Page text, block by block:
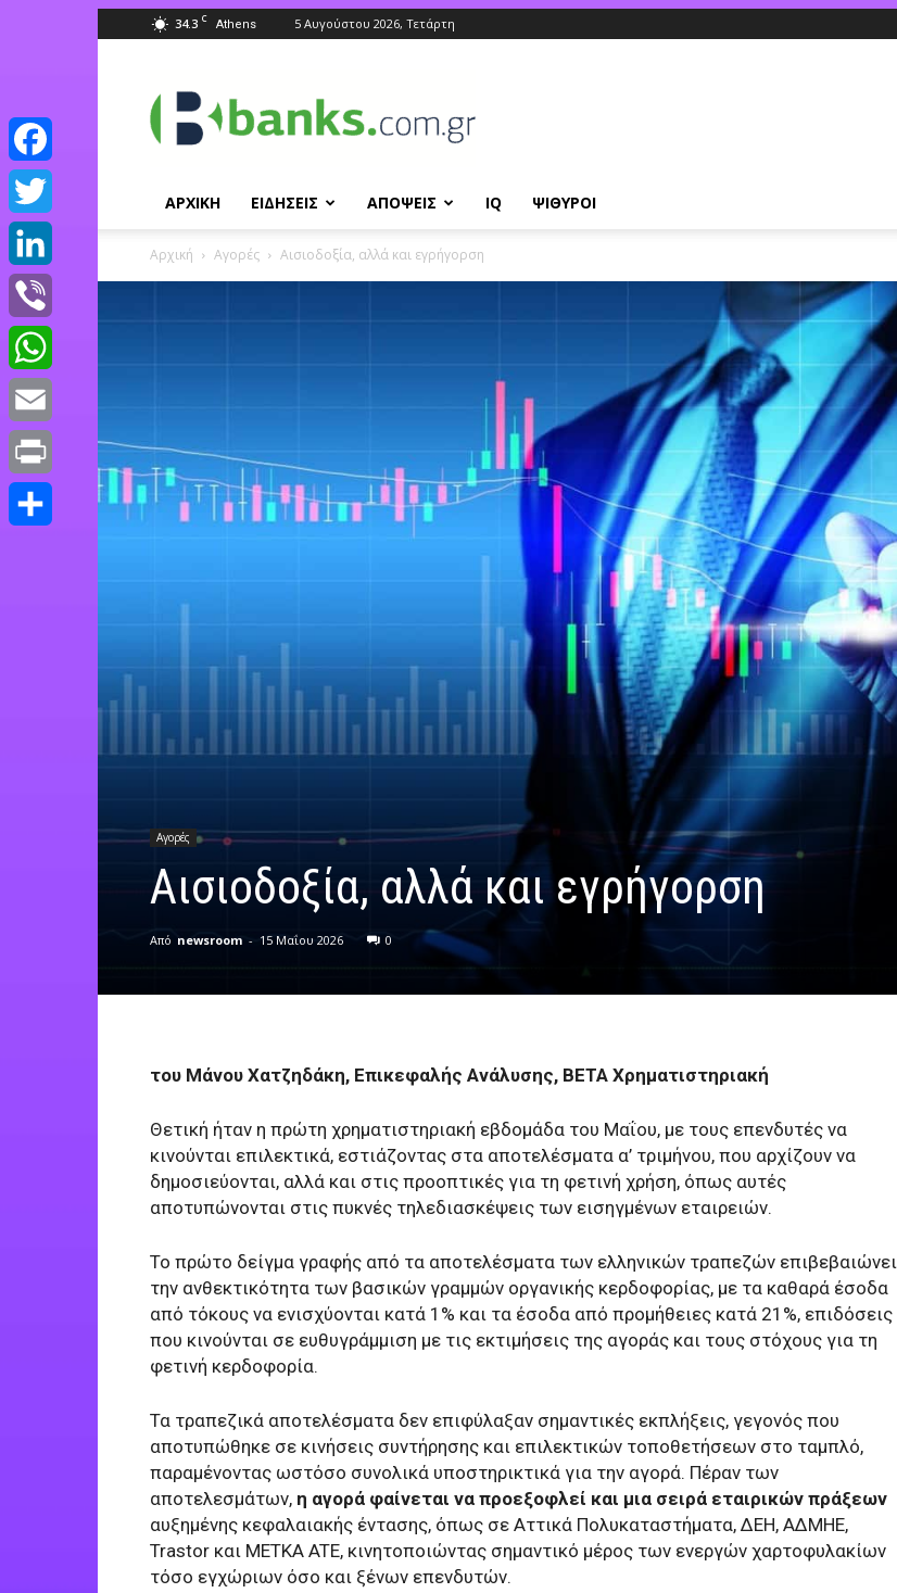
34.3 C Athens 5 Αυγούστου 2026, Τετάρτη
ΑΡΧΙΚΗ ΕΙΔΗΣΕΙΣ ΑΠΟΨΕΙΣ IQ ΨΙΘΥΡΟΙ
Αρχική Αγορές Αισιοδοξία, αλλά και εγρήγορση
Αγορές
Αισιοδοξία, αλλά και εγρήγορση
Από newsroom - 15 Μαΐου 2026 0
του Μάνου Χατζηδάκη, Επικεφαλής Ανάλυσης, ΒΕΤΑ Χρηματιστηριακή
Θετική ήταν η πρώτη χρηματιστηριακή εβδομάδα του Μαΐου, με τους επενδυτές να
κινούνται επιλεκτικά, εστιάζοντας στα αποτελέσματα α’ τριμήνου, που αρχίζουν να
δημοσιεύονται, αλλά και στις προοπτικές για τη φετινή χρήση, όπως αυτές
αποτυπώνονται στις πυκνές τηλεδιασκέψεις των εισηγμένων εταιρειών.
Το πρώτο δείγμα γραφής από τα αποτελέσματα των ελληνικών τραπεζών επιβεβαιώνει
την ανθεκτικότητα των βασικών γραμμών οργανικής κερδοφορίας, με τα καθαρά έσοδα
από τόκους να ενισχύονται κατά 1% και τα έσοδα από προμήθειες κατά 21%, επιδόσεις
που κινούνται σε ευθυγράμμιση με τις εκτιμήσεις της αγοράς και τους στόχους για τη
φετινή κερδοφορία.
Τα τραπεζικά αποτελέσματα δεν επιφύλαξαν σημαντικές εκπλήξεις, γεγονός που
αποτυπώθηκε σε κινήσεις συντήρησης και επιλεκτικών τοποθετήσεων στο ταμπλό,
παραμένοντας ωστόσο συνολικά υποστηρικτικά για την αγορά. Πέραν των
αποτελεσμάτων, η αγορά φαίνεται να προεξοφλεί και μια σειρά εταιρικών πράξεων
αυξημένης κεφαλαιακής έντασης, όπως σε Αττικά Πολυκαταστήματα, ΔΕΗ, ΑΔΜΗΕ,
Trastor και METKA ATE, κινητοποιώντας σημαντικό μέρος των ενεργών χαρτοφυλακίων
τόσο εγχώριων όσο και ξένων επενδυτών.
Facebook
Twitter
LinkedIn
Viber
WhatsApp
Email
Print